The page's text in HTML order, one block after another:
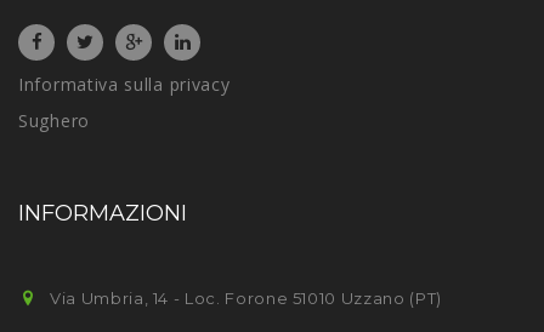
Informativa sulla privacy
Sughero
INFORMAZIONI
Via Umbria, 14 - Loc. Forone 51010 Uzzano (PT)